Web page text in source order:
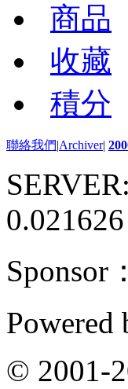
商品
收藏
積分
聯絡我們|Archiver|
Sponsor：
Powered
© 2001-